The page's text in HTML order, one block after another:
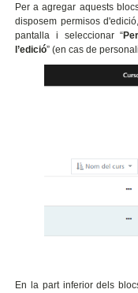
Per a agregar aquests
disposem permisos
pantalla i seleccionar “
l’edició” (en cas de
En la part inferior dels